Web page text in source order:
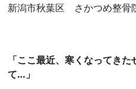
新潟市秋葉区 さかつめ整骨
「ここ最近、寒くなってき
て…」